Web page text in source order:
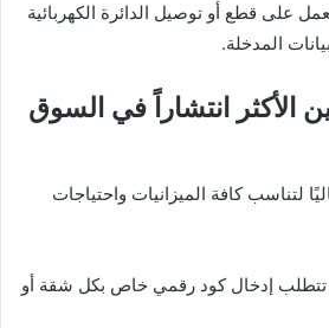
على قطع أو توصيل الدائرة الكهربائية
المدخلة.
الأكثر انتشاراً في السوق
لتناسب كافة الميزانيات واحتياجات
تتطلب إدخال كود رقمي خاص بكل شقة أو